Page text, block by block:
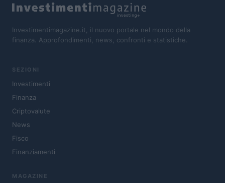
Investimentimagazine.it, il nuovo portale nel mondo della
finanza. Approfondimenti, news, confronti e statistiche.
SEZIONI
Investimenti
Finanza
Criptovalute
News
Fisco
Finanziamenti
MAGAZINE